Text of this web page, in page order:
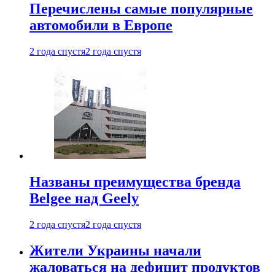
Перечислены самые популярные
автомобили в Европе
2 года спустя2 года спустя
Названы преимущества бренда
Belgee над Geely
2 года спустя2 года спустя
Жители Украины начали
жаловаться на дефицит продуктов